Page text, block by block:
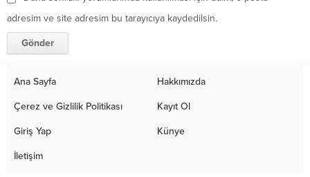
adresim ve site adresim bu tarayıcıya kaydedilsin.
Ana Sayfa Hakkımızda
Çerez ve Gizlilik Politikası Kayıt Ol
Giriş Yap Künye
İletişim